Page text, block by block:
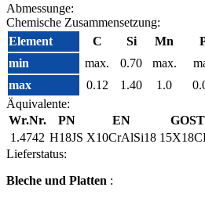
Abmessunge:
Chemische Zusammensetzung:
Element
C Si Mn
min
max. 0.70 max.
max
0.12 1.40 1.0
Äquivalente:
Wr.Nr.
PN EN GOST
1.4742 H18JS X10CrAlSi18
Lieferstatus:
Bleche und Platten :